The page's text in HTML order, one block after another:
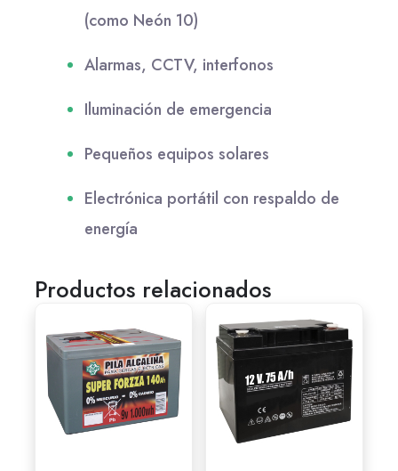
(como Neón 10)
Alarmas, CCTV, interfonos
Iluminación de emergencia
Pequeños equipos solares
Electrónica portátil con respaldo de
energía
Productos relacionados